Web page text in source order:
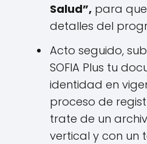
Salud”, para
detalles del
Acto seguido,
SOFIA Plus tu
identidad en
proceso de
trate de un
vertical y con un